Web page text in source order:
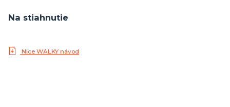
Na stiahnutie
Nice WALKY návod